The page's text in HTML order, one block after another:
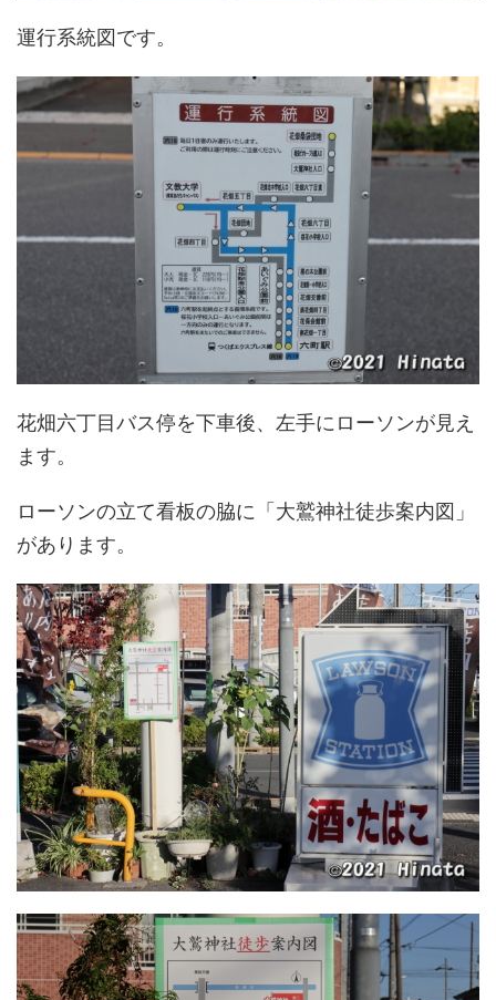
運行系統図です。
花畑六丁目バス停を下車後、左手にローソンが見え
ます。
ローソンの立て看板の脇に「大鷲神社徒歩案内図」
があります。